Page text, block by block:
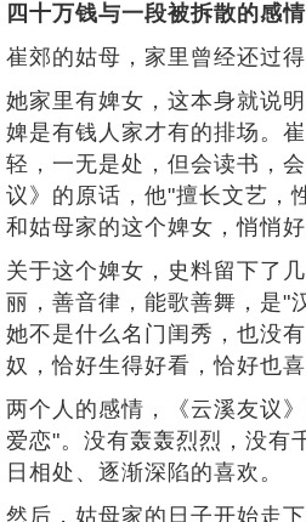
四十万钱与一段被拆散的感情
崔郊的姑母，家里曾经还过得
她家里有婢女，这本身就说
婢是有钱人家才有的排场。
轻，一无是处，但会读书，
议》的原话，他"擅长文艺，
和姑母家的这个婢女，悄悄好
关于这个婢女，史料留下了
丽，善音律，能歌善舞，是"
她不是什么名门闺秀，也没
奴，恰好生得好看，恰好也
两个人的感情，《云溪友议
爱恋"。没有轰轰烈烈，没有
日相处、逐渐深陷的喜欢。
然后，姑母家的日子开始走下